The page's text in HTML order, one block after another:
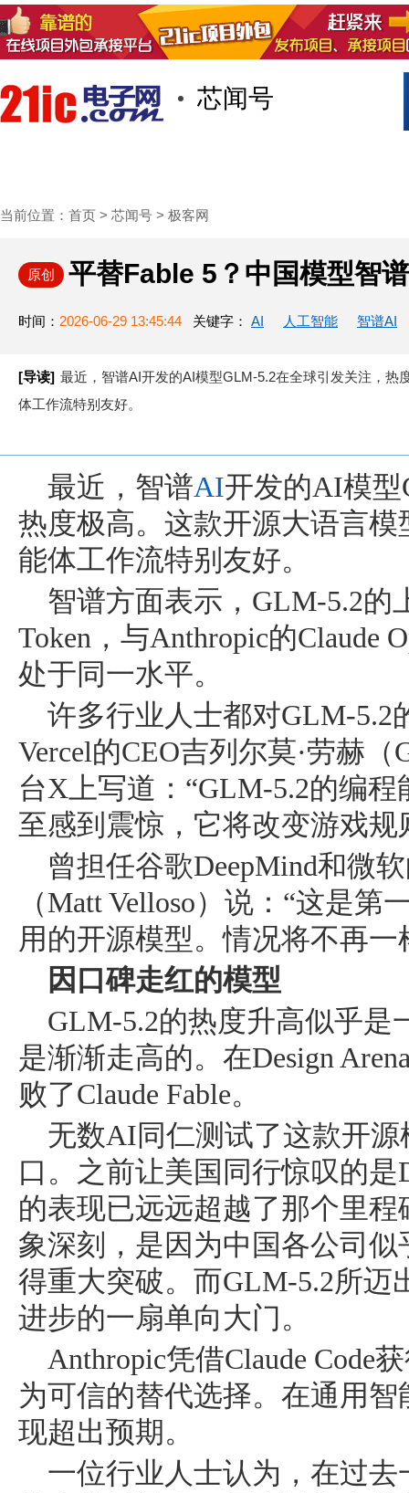
芯闻号
当前位置： 首页 > 芯闻号 > 极客网
原创 平替Fable 5？中国模型智
时间： 2026-06-29 13:45:44 关键字： AI 人工智能 智谱AI
[导读] 最近，智谱AI开发的AI模型GLM-5.2在全球引发关注，
体工作流特别友好。
最近，智谱AI开发的AI模
热度极高。这款开源大语言
能体工作流特别友好。
智谱方面表示，GLM-5.2的
Token，与Anthropic的Claude
处于同一水平。
许多行业人士都对GLM-5.2
Vercel的CEO吉列尔莫·劳赫
台X上写道：“GLM-5.2的编
至感到震惊，它将改变游戏规
曾担任谷歌DeepMind和微
（Matt Velloso）说：“这是
用的开源模型。情况将不再一
因口碑走红的模型
GLM-5.2的热度升高似乎是
是渐渐走高的。在Design
败了Claude Fable。
无数AI同仁测试了这款开
口。之前让美国同行惊叹的是
的表现已远远超越了那个里
象深刻，是因为中国各公司
得重大突破。而GLM-5.2所迈
进步的一扇单向大门。
Anthropic凭借Claude Code
为可信的替代选择。在通用
现超出预期。
一位行业人士认为，在过